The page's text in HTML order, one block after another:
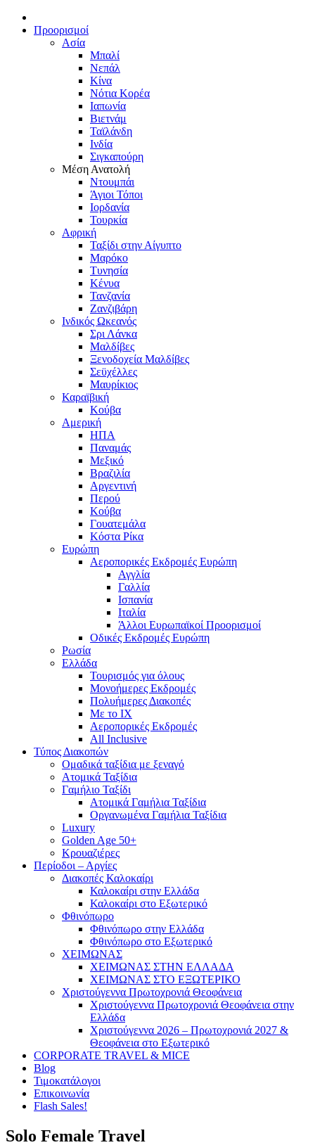
Προορισμοί
Ασία
Μπαλί
Νεπάλ
Κίνα
Νότια Κορέα
Ιαπωνία
Βιετνάμ
Ταϊλάνδη
Ινδία
Σιγκαπούρη
Μέση Ανατολή
Ντουμπάι
Άγιοι Τόποι
Ιορδανία
Τουρκία
Αφρική
Ταξίδι στην Αίγυπτο
Μαρόκο
Τυνησία
Κένυα
Τανζανία
Ζανζιβάρη
Ινδικός Ωκεανός
Σρι Λάνκα
Μαλδίβες
Ξενοδοχεία Μαλδίβες
Σεϋχέλλες
Μαυρίκιος
Καραϊβική
Κούβα
Αμερική
ΗΠΑ
Παναμάς
Μεξικό
Βραζιλία
Αργεντινή
Περού
Κούβα
Γουατεμάλα
Κόστα Ρίκα
Ευρώπη
Αεροπορικές Εκδρομές Ευρώπη
Αγγλία
Γαλλία
Ισπανία
Ιταλία
Άλλοι Ευρωπαϊκοί Προορισμοί
Οδικές Εκδρομές Ευρώπη
Ρωσία
Ελλάδα
Τουρισμός για όλους
Mονοήμερες Εκδρομές
Πολυήμερες Διακοπές
Με το ΙΧ
Αεροπορικές Εκδρομές
All Inclusive
Τύπος Διακοπών
Ομαδικά ταξίδια με ξεναγό
Ατομικά Ταξίδια
Γαμήλιο Ταξίδι
Ατομικά Γαμήλια Ταξίδια
Οργανωμένα Γαμήλια Ταξίδια
Luxury
Golden Age 50+
Κρουαζιέρες
Περίοδοι – Αργίες
Διακοπές Καλοκαίρι
Καλοκαίρι στην Ελλάδα
Καλοκαίρι στο Εξωτερικό
Φθινόπωρο
Φθινόπωρο στην Ελλάδα
Φθινόπωρο στο Εξωτερικό
ΧΕΙΜΩΝΑΣ
ΧΕΙΜΩΝΑΣ ΣΤΗΝ ΕΛΛΑΔΑ
ΧΕΙΜΩΝΑΣ ΣΤΟ ΕΞΩΤΕΡΙΚΟ
Χριστούγεννα Πρωτοχρονιά Θεοφάνεια
Χριστούγεννα Πρωτοχρονιά Θεοφάνεια στην
Ελλάδα
Χριστούγεννα 2026 – Πρωτοχρονιά 2027 &
Θεοφάνεια στο Εξωτερικό
CORPORATE TRAVEL & MICE
Blog
Τιμοκατάλογοι
Επικοινωνία
Flash Sales!
Solo Female Travel